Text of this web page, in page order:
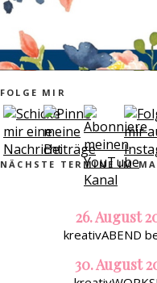
FOLGE MIR
NÄCHSTE TERMINE IM
26. August
kreativABEND
30. August